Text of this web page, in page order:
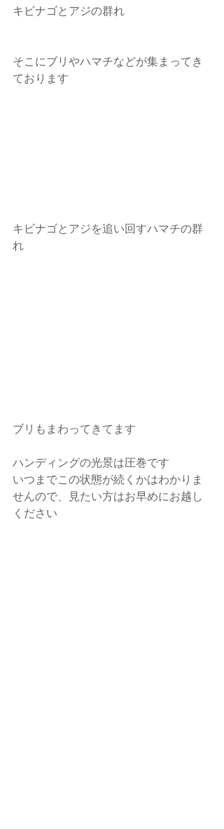
キビナゴとアジの群れ
そこにブリやハマチなどが集まってき
ております
キビナゴとアジを追い回すハマチの群
れ
ブリもまわってきてます
ハンディングの光景は圧巻です
いつまでこの状態が続くかはわかりま
せんので、見たい方はお早めにお越し
ください